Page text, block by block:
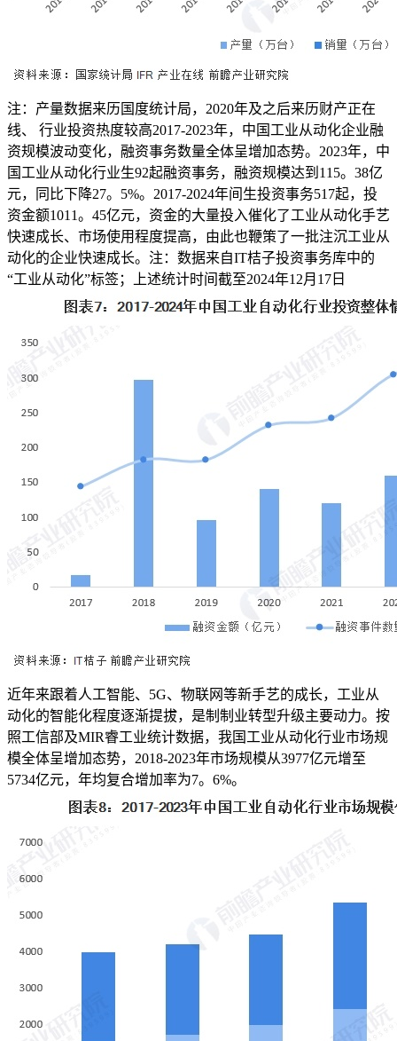
注：产量数据来历国度统计局，2020年及之后来历财产正在
线、 行业投资热度较高2017-2023年，中国工业从动化企业融
资规模波动变化，融资事务数量全体呈增加态势。2023年，中
国工业从动化行业生92起融资事务，融资规模达到115。38亿
元，同比下降27。5%。2017-2024年间生投资事务517起，投
资金额1011。45亿元，资金的大量投入催化了工业从动化手艺
快速成长、市场使用程度提高，由此也鞭策了一批注沉工业从
动化的企业快速成长。注：数据来自IT桔子投资事务库中的
“工业从动化”标签；上述统计时间截至2024年12月17日
近年来跟着人工智能、5G、物联网等新手艺的成长，工业从
动化的智能化程度逐渐提拔，是制制业转型升级主要动力。按
照工信部及MIR睿工业统计数据，我国工业从动化行业市场规
模全体呈增加态势，2018-2023年市场规模从3977亿元增至
5734亿元，年均复合增加率为7。6%。